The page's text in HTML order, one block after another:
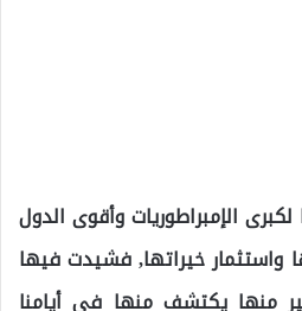
الإمبراطوريات وأقوى الدول
واستثمار خيراتها, فشيدت فيها
منها يكتشف منها في أيامنا